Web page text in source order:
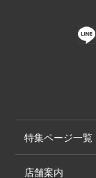
特集ページ一覧
店舗案内